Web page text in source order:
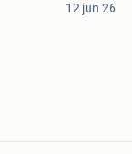
12 jun 26